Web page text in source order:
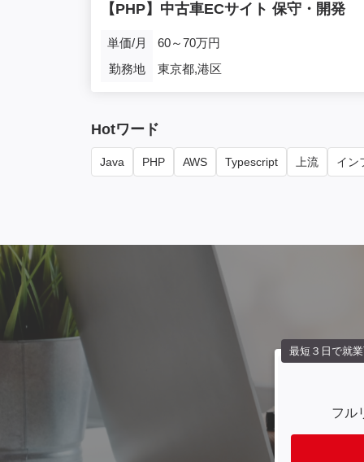
【PHP】中古車ECサイト 保守・開発
単価/月
60～70万円
勤務地
東京都,港区
Hotワード
Java PHP AWS Typescript 上流 イン
フル
最短３日で就業